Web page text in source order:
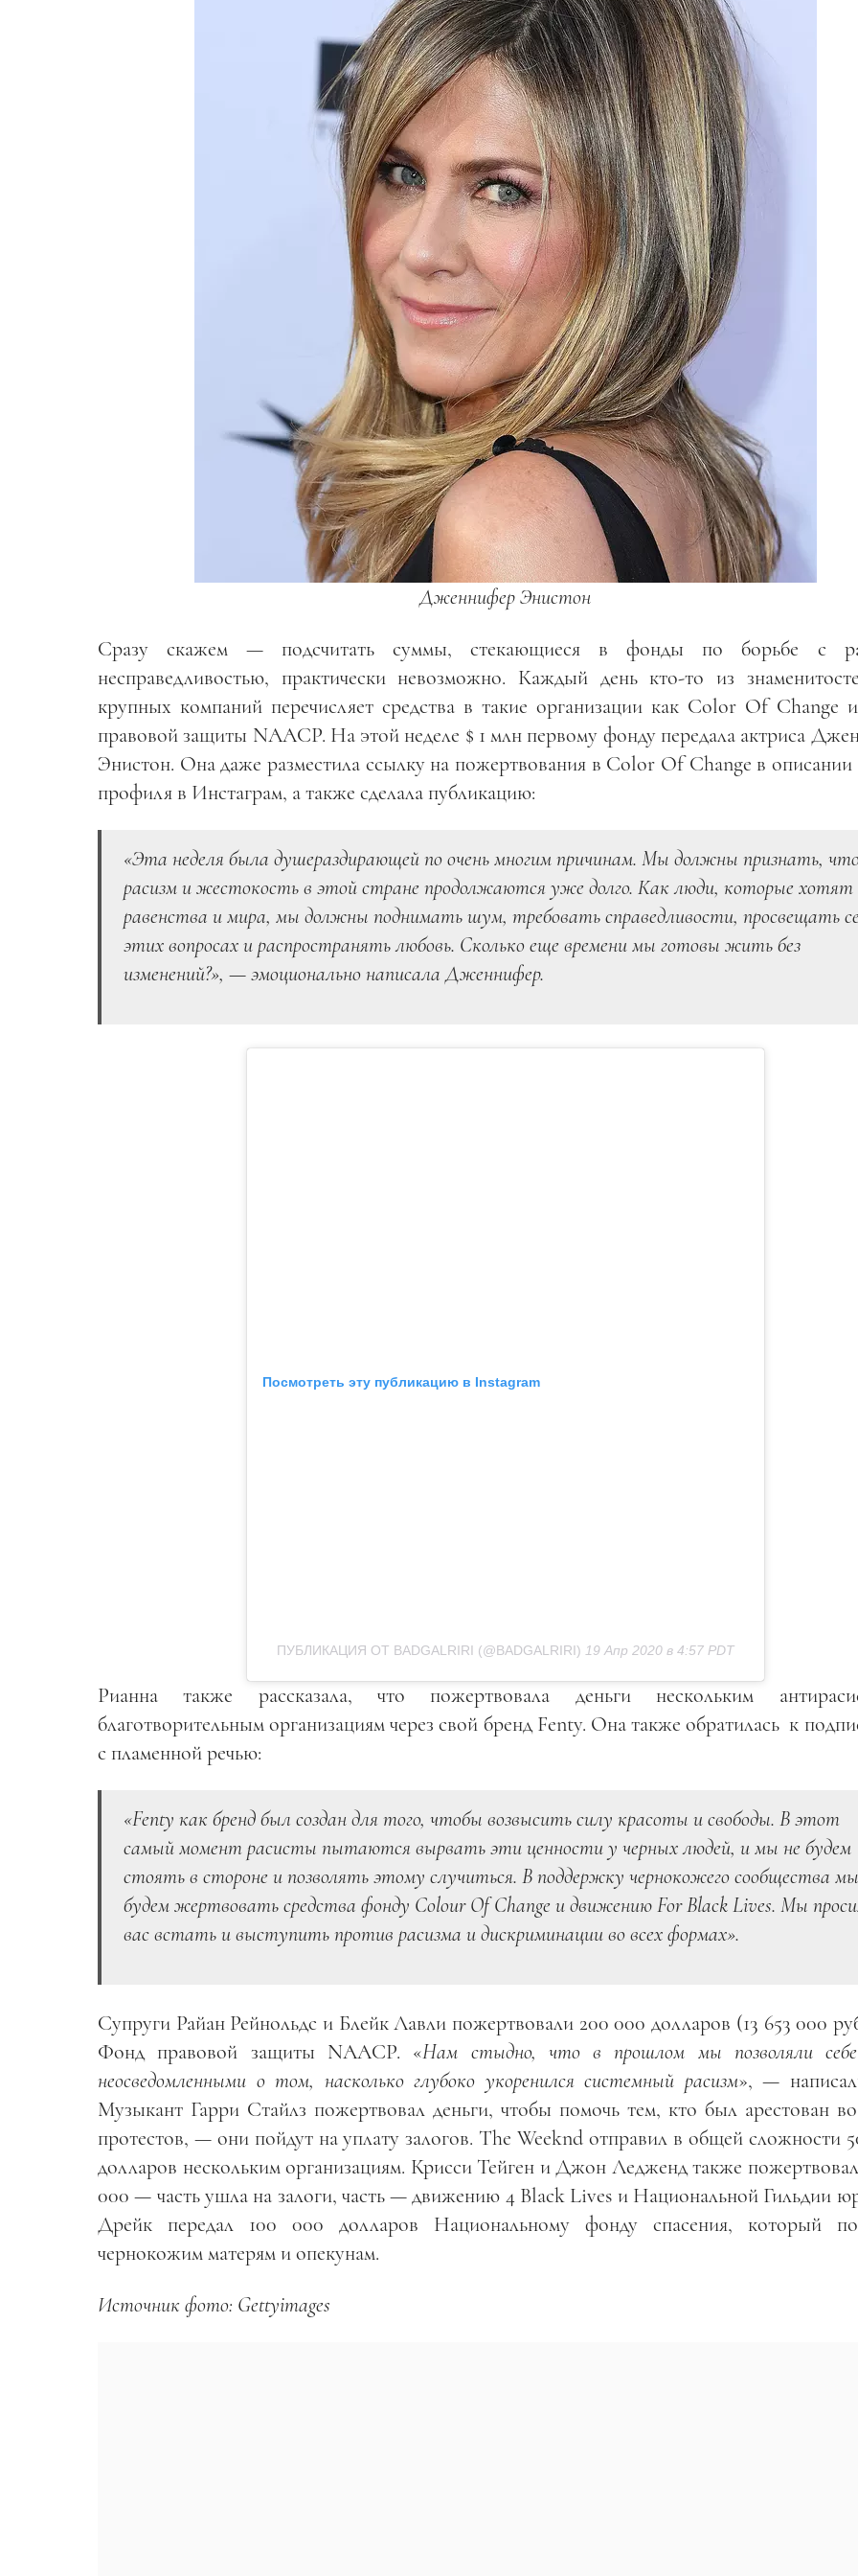
Дженнифер Энистон
Сразу скажем — подсчитать суммы, стекающиеся в фонды по борьбе с
несправедливостью, практически невозможно. Каждый день кто-то из
крупных компаний перечисляет средства в такие организации как Color Of Change
правовой защиты NAACP. На этой неделе $ 1 млн первому фонду передала актриса
Энистон. Она даже разместила ссылку на пожертвования в Color Of Change в описании
профиля в Инстаграм, а также сделала публикацию:
«Эта неделя была душераздирающей по очень многим причинам. Мы должны признать,
расизм и жестокость в этой стране продолжаются уже долго. Как люди, которые хотят
равенства и мира, мы должны поднимать шум, требовать справедливости, просвещать
этих вопросах и распространять любовь. Сколько еще времени мы готовы жить без
изменений?», — эмоционально написала Дженнифер.
Посмотреть эту публикацию в Instagram
ПУБЛИКАЦИЯ ОТ BADGALRIRI (@BADGALRIRI) 19 Апр 2020 в 4:57 PDT
Рианна также рассказала, что пожертвовала деньги нескольким
благотворительным организациям через свой бренд Fenty. Она также обратилась к
с пламенной речью:
«Fenty как бренд был создан для того, чтобы возвысить силу красоты и свободы. В этот
самый момент расисты пытаются вырвать эти ценности у черных людей, и мы не будем
стоять в стороне и позволять этому случиться. В поддержку чернокожего сообщества мы
будем жертвовать средства фонду Colour Of Change и движению For Black Lives. Мы
вас встать и выступить против расизма и дискриминации во всех формах».
Супруги Райан Рейнольдс и Блейк Лавли пожертвовали 200 000 долларов (13 653 000
Фонд правовой защиты NAACP. «Нам стыдно, что в прошлом мы позволяли
неосведомленными о том, насколько глубоко укоренился системный расизм», —
Музыкант Гарри Стайлз пожертвовал деньги, чтобы помочь тем, кто был арестован
протестов, — они пойдут на уплату залогов. The Weeknd отправил в общей сложности
долларов нескольким организациям. Крисси Тейген и Джон Ледженд также
000 — часть ушла на залоги, часть — движению 4 Black Lives и Национальной Гильдии
Дрейк передал 100 000 долларов Национальному фонду спасения, который
чернокожим матерям и опекунам.
Источник фото: Gettyimages